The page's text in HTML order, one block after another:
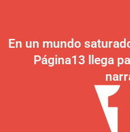
En un mundo
Página13 llega